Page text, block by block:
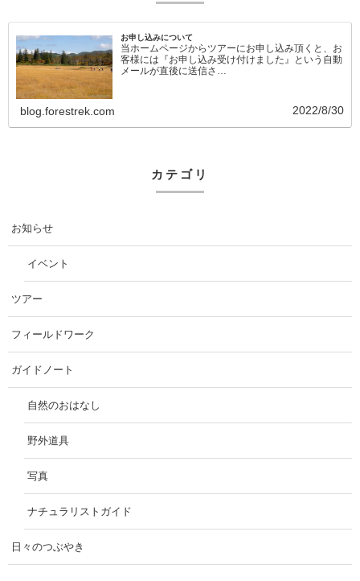
お申し込みについて
当ホームページからツアーにお申し込み頂くと、お
客様には『お申し込み受け付けました』という自動
メールが直後に送信さ…
blog.forestrek.com 2022/8/30
カテゴリ
お知らせ
イベント
ツアー
フィールドワーク
ガイドノート
自然のおはなし
野外道具
写真
ナチュラリストガイド
日々のつぶやき